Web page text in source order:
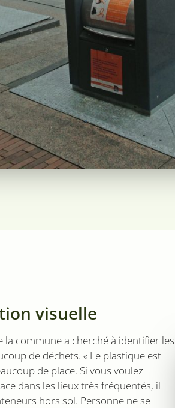
visuelle
la commune a cherché à identifier les
de déchets. « Le plastique est
de place. Si vous voulez
dans les lieux très fréquentés, il
hors sol. Personne ne se